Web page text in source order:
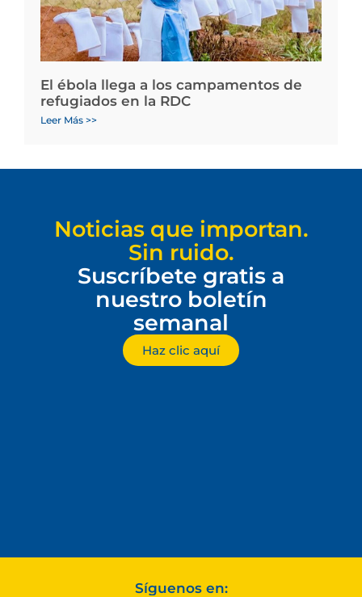
El ébola llega a los campamentos de
refugiados en la RDC
Leer Más >>
Noticias que importan.
Sin ruido.
Suscríbete gratis a
nuestro boletín
semanal
Haz clic aquí
Síguenos en: